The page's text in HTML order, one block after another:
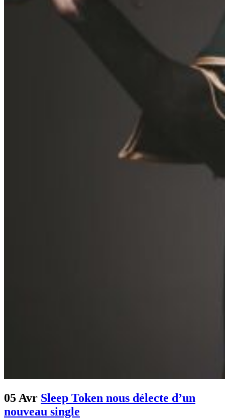
05 Avr Sleep Token nous délecte d’un
nouveau single